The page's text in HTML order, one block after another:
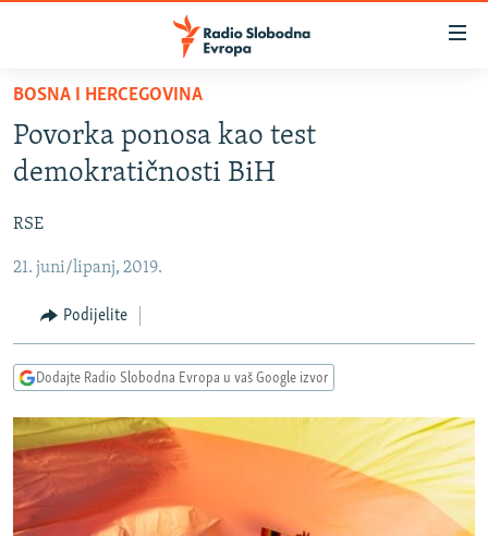
Pređite
glavni
sadržaj
na
navigaciju
Pređite
pretragu
BOSNA I HERCEGOVINA
KOSOVO
CRNA GORA
VIZUELNO
FOTOGALERIJE
INFOGRAFIKE
PODCASTI
RAT U UKRAJINI
KINA NA BALKANU
RSE PRIČE IZ SVIJETA
ISPRIČAJ MI
BOSNA I HERCEGOVINA
Povorka ponosa kao test
demokratičnosti BiH
RSE
21. juni/lipanj, 2019.
Podijelite
Dodajte Radio Slobodna Evropa u vaš Google izvor